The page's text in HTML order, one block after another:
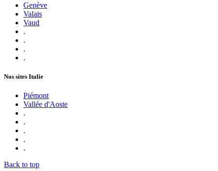
Genève
Valais
Vaud
.
.
.
.
Nos sites Italie
Piémont
Vallée d'Aoste
.
.
.
.
.
Back to top